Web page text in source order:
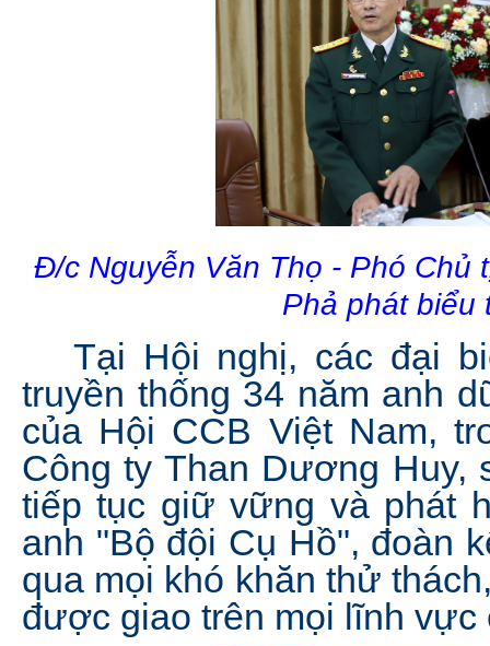
Đ/c Nguyễn Văn Thọ - Phó Chủ
Phả phát biểu
Tại Hội nghị, các đại
truyền thống 34 năm anh
của Hội CCB Việt Nam,
Công ty Than Dương Huy,
tiếp tục giữ vững và phát
anh "Bộ đội Cụ Hồ", đoàn
qua mọi khó khăn thử
được giao trên mọi lĩnh vực